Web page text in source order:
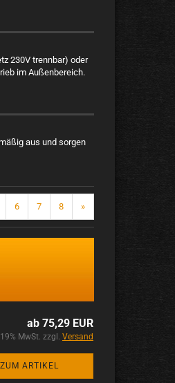
230V trennbar) oder
im Außenbereich.
aus und sorgen
6 7 8 »
ab 75,29 EUR
MwSt. zzgl. Versand
ZUM ARTIKEL